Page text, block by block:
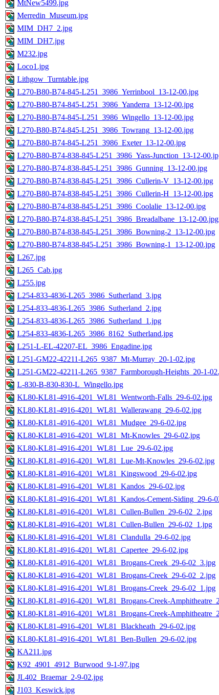
MtNew5499.jpg
Merredin_Museum.jpg
MIM_DH7_2.jpg
MIM_DH7.jpg
M232.jpg
Loco1.jpg
Lithgow_Turntable.jpg
L270-B80-B74-845-L251_3986_Yerrinbool_13-12-00.jpg
L270-B80-B74-845-L251_3986_Yanderra_13-12-00.jpg
L270-B80-B74-845-L251_3986_Wingello_13-12-00.jpg
L270-B80-B74-845-L251_3986_Towrang_13-12-00.jpg
L270-B80-B74-845-L251_3986_Exeter_13-12-00.jpg
L270-B80-B74-838-845-L251_3986_Yass-Junction_13-12-
L270-B80-B74-838-845-L251_3986_Gunning_13-12-00.jpg
L270-B80-B74-838-845-L251_3986_Cullerin-V_13-12-00.jpg
L270-B80-B74-838-845-L251_3986_Cullerin-H_13-12-00.jpg
L270-B80-B74-838-845-L251_3986_Coolalie_13-12-00.jpg
L270-B80-B74-838-845-L251_3986_Breadalbane_13-12-00.jpg
L270-B80-B74-838-845-L251_3986_Bowning-2_13-12-00.jpg
L270-B80-B74-838-845-L251_3986_Bowning-1_13-12-00.jpg
L267.jpg
L265_Cab.jpg
L255.jpg
L254-833-4836-L265_3986_Sutherland_3.jpg
L254-833-4836-L265_3986_Sutherland_2.jpg
L254-833-4836-L265_3986_Sutherland_1.jpg
L254-833-4836-L265_3986_8162_Sutherland.jpg
L251-L-EL-42207-EL_3986_Engadine.jpg
L251-GM22-42211-L265_9387_Mt-Murray_20-1-02.jpg
L251-GM22-42211-L265_9387_Farmborough-Heights_20-1-
L-830-B-830-830-L_Wingello.jpg
KL80-KL81-4916-4201_WL81_Wentworth-Falls_29-6-02.jpg
KL80-KL81-4916-4201_WL81_Wallerawang_29-6-02.jpg
KL80-KL81-4916-4201_WL81_Mudgee_29-6-02.jpg
KL80-KL81-4916-4201_WL81_Mt-Knowles_29-6-02.jpg
KL80-KL81-4916-4201_WL81_Lue_29-6-02.jpg
KL80-KL81-4916-4201_WL81_Lue-Mt-Knowles_29-6-02.jpg
KL80-KL81-4916-4201_WL81_Kingswood_29-6-02.jpg
KL80-KL81-4916-4201_WL81_Kandos_29-6-02.jpg
KL80-KL81-4916-4201_WL81_Kandos-Cement-Siding_29-6-
KL80-KL81-4916-4201_WL81_Cullen-Bullen_29-6-02_2.jpg
KL80-KL81-4916-4201_WL81_Cullen-Bullen_29-6-02_1.jpg
KL80-KL81-4916-4201_WL81_Clandulla_29-6-02.jpg
KL80-KL81-4916-4201_WL81_Capertee_29-6-02.jpg
KL80-KL81-4916-4201_WL81_Brogans-Creek_29-6-02_3.jpg
KL80-KL81-4916-4201_WL81_Brogans-Creek_29-6-02_2.jpg
KL80-KL81-4916-4201_WL81_Brogans-Creek_29-6-02_1.jpg
KL80-KL81-4916-4201_WL81_Brogans-Creek-
KL80-KL81-4916-4201_WL81_Brogans-Creek-
KL80-KL81-4916-4201_WL81_Blackheath_29-6-02.jpg
KL80-KL81-4916-4201_WL81_Ben-Bullen_29-6-02.jpg
KA211.jpg
K92_4901_4912_Burwood_9-1-97.jpg
JL402_Braemar_2-9-02.jpg
J103_Keswick.jpg